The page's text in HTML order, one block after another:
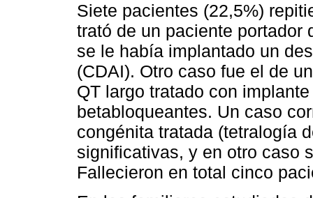
Siete pacientes (22,5%)
trató de un paciente portador
se le había implantado un
(CDAI). Otro caso fue el de
QT largo tratado con
betabloqueantes. Un caso
congénita tratada (tetralogía
significativas, y en otro caso
Fallecieron en total cinco